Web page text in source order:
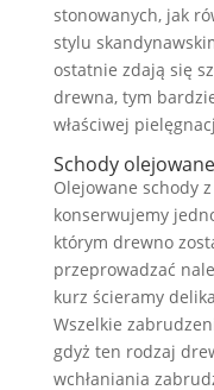
stonowanych, jak
stylu
ostatnie zdają się
drewna, tym
właściwej
Schody olejowane
Olejowane schody
konserwujemy
którym drewno
przeprowadzać
kurz ścieramy
Wszelkie
gdyż ten rodzaj
wchłaniania